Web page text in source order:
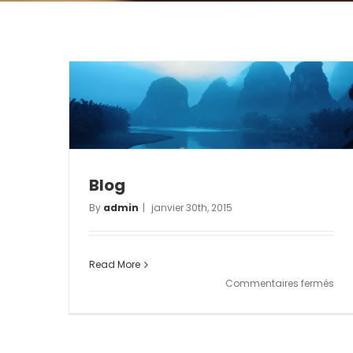
Blog
By admin | janvier 30th, 2015
Read More
Commentaires fermés